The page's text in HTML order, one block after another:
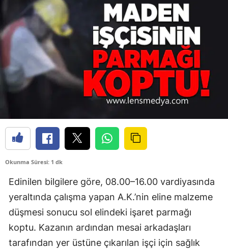
Okunma Süresi: 1 dk
Edinilen bilgilere göre, 08.00–16.00 vardiyasında
yeraltında çalışma yapan A.K.’nin eline malzeme
düşmesi sonucu sol elindeki işaret parmağı
koptu. Kazanın ardından mesai arkadaşları
tarafından yer üstüne çıkarılan işçi için sağlık